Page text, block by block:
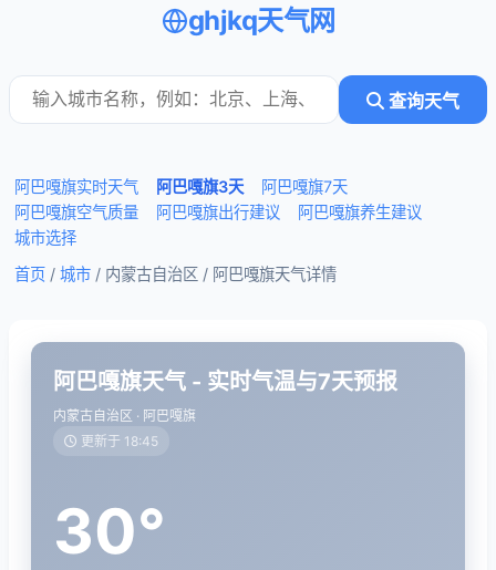
ghjkq天气网
查询天气
阿巴嘎旗实时天气 阿巴嘎旗3天
阿巴嘎旗7天
阿巴嘎旗空气质量
阿巴嘎旗出行建议
阿巴嘎旗养生建议
城市选择
首页 / 城市 / 内蒙古自治区 / 阿巴嘎旗天气详情
阿巴嘎旗天气 - 实时气温与7天预报
内蒙古自治区 · 阿巴嘎旗
更新于 18:45
30°